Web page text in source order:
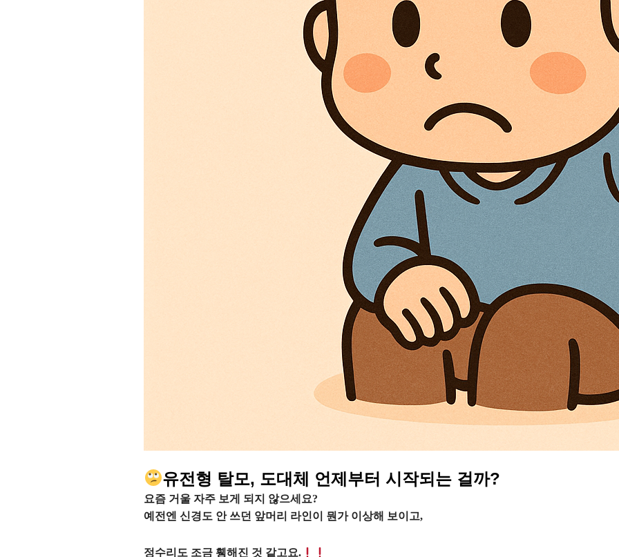
유전형 탈모, 도대체 언제부터 시작되는 걸까?
요즘 거울 자주 보게 되지 않으세요?
예전엔 신경도 안 쓰던 앞머리 라인이 뭔가 이상해 보이고,
정수리도 조금 휑해진 것 같고요.